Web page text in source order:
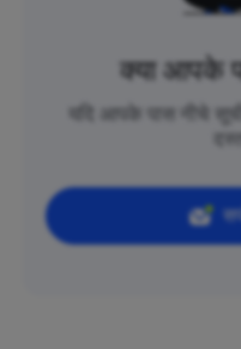
क्या आपके
यदि आपके पास नीचे